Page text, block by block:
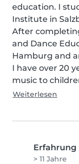
education. I
Institute in
After
and Dance
Hamburg and
I have over 20
music to
Weiterlesen
Erfahrung
> 11 Jahre